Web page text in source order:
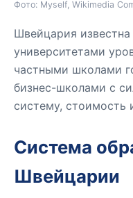
Фото: Myself, Wikimedia
Швейцария
университетами
частными школами
бизнес-школами с
систему, стоимость
Система
Швейцарии